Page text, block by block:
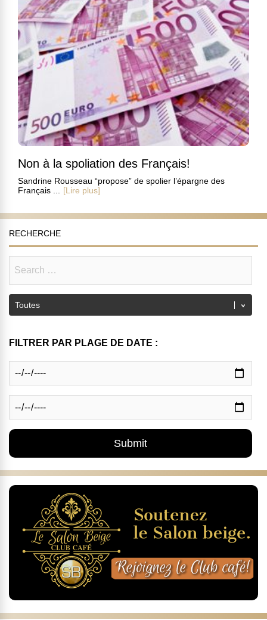
Non à la spoliation des Français!
Sandrine Rousseau “propose” de spolier l’épargne des
Français ...
[Lire plus]
RECHERCHE
FILTRER PAR PLAGE DE DATE :